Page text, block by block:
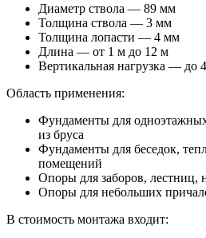
Диаметр ствола — 89 мм
Толщина ствола — 3 мм
Толщина лопасти — 4 мм
Длина — от 1 м до 12 м
Вертикальная нагрузка — до
Область применения:
Фундаменты для
из бруса
Фундаменты для беседок,
помещений
Опоры для заборов, лестниц,
Опоры для небольших
В стоимость монтажа входит: